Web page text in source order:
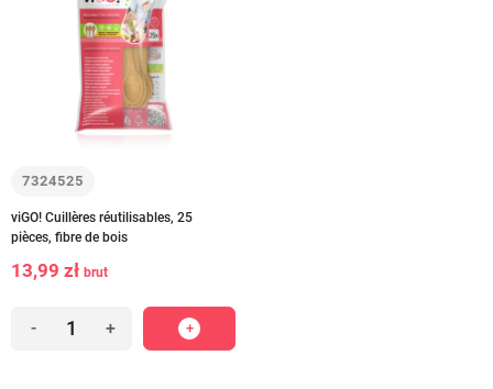
7324525
viGO! Cuillères réutilisables, 25
pièces, fibre de bois
13,99 zł brut
- +